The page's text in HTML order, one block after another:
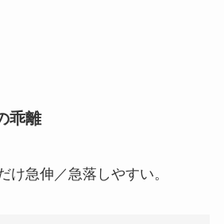
乖離
け急伸／急落しやすい。